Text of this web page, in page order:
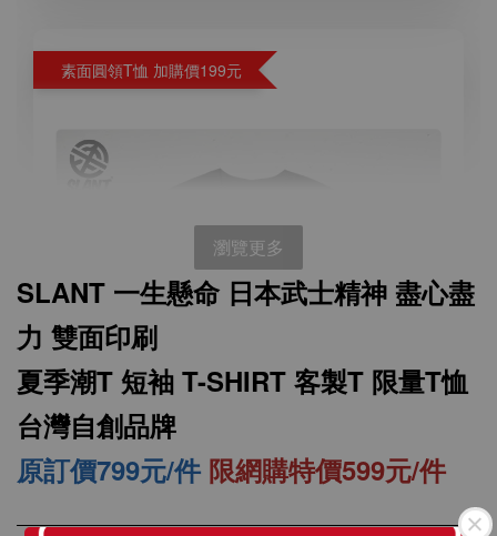
素面圓領T恤 加購價199元
瀏覽更多
SLANT 一生懸命 日本武士精神 盡心盡
力 雙面印刷
夏季潮T 短袖 T-SHIRT 客製T 限量T恤
台灣自創品牌
原訂價799元/件 限網購特價599元/件